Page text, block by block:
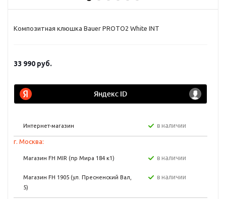
Композитная клюшка Bauer PROTO2 White INT
33 990 руб.
Интернет-магазин в наличии
г. Москва:
Магазин FH MIR (пр Мира 184 к1) в наличии
Магазин FH 1905 (ул. Пресненский Вал,
5)
в наличии